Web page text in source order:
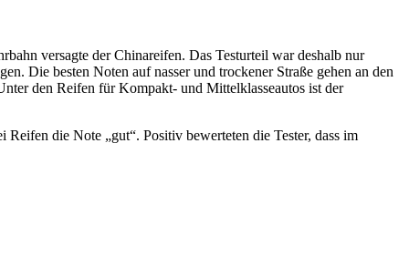
versagte der Chinareifen. Das Testurteil war deshalb nur
Die besten Noten auf nasser und trockener Straße gehen an den
den Reifen für Kompakt- und Mittelklasseautos ist der
die Note „gut“. Positiv bewerteten die Tester, dass im